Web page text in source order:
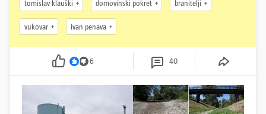
tomislav klauški domovinski pokret branitelji
vukovar ivan penava
6 40